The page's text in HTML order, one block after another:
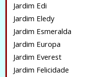
Jardim Edi
Jardim Eledy
Jardim Esmeralda
Jardim Europa
Jardim Everest
Jardim Felicidade